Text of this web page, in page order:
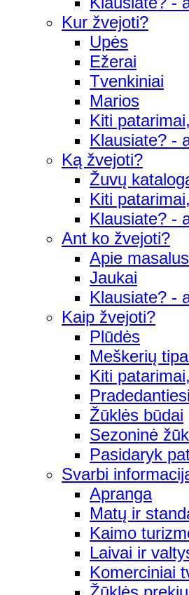
Kur žvejoti?
Upės
Ežerai
Tvenkiniai
Marios
Kiti
Klausiate? -
Ką žvejoti?
Žuvų
Kiti
Klausiate? -
Ant ko žvejoti?
Apie masalus
Jaukai
Klausiate? -
Kaip žvejoti?
Plūdės
Meškerių
Kiti
Žūklės būdai
Sezoninė
Pasidaryk
Svarbi
Apranga
Matų ir
Kaimo
Laivai ir
Komerciniai